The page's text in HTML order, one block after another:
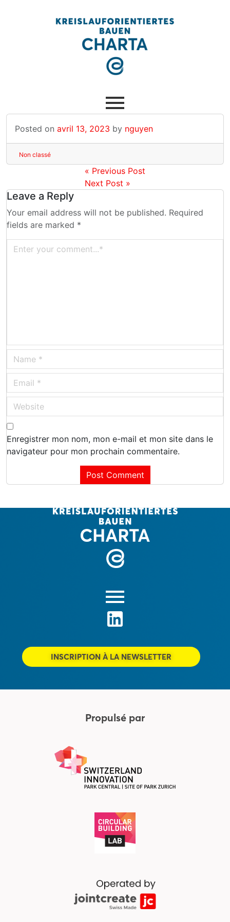
Posted on avril 13, 2023 by nguyen
Non classé
« Previous Post
Next Post »
Leave a Reply
Your email address will not be published. Required
fields are marked *
Enregistrer mon nom, mon e-mail et mon site dans le
navigateur pour mon prochain commentaire.
INSCRIPTION À LA NEWSLETTER
Propulsé par